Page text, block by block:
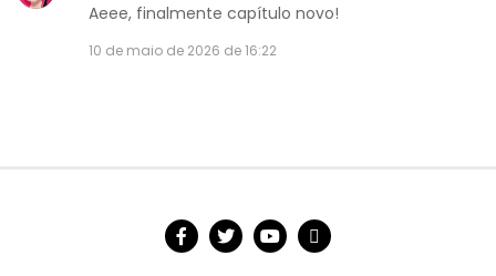
Aeee, finalmente capítulo novo!
10 de maio de 2026 de 16:22